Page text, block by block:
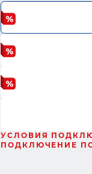
УСЛОВИЯ
ПОДКЛЮЧЕНИЕ